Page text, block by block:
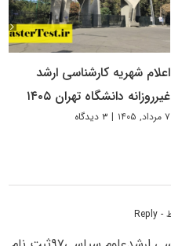
اعلام شهریه کارشناسی ارشد
غیرروزانه دانشگاه تهران ۱۴۰۵
۷ مرداد, ۱۴۰۵ | ۳ دیدگاه
- Reply